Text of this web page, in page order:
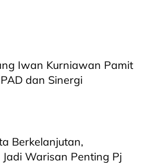
Iwan Kurniawan Pamit
dan Sinergi
Berkelanjutan,
Warisan Penting Pj